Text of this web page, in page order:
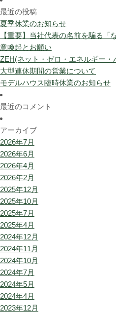
最近の投稿
夏季休業のお知らせ
【重要】当社代表の名前を騙る
意喚起とお願い
ZEH(ネット・ゼロ・エネルギー・
大型連休期間の営業について
モデルハウス臨時休業のお知らせ
最近のコメント
アーカイブ
2026年7月
2026年6月
2026年4月
2026年2月
2025年12月
2025年10月
2025年7月
2025年4月
2024年12月
2024年11月
2024年10月
2024年7月
2024年5月
2024年4月
2023年12月